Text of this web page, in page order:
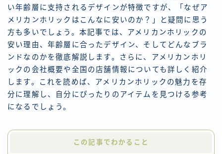
い年齢層に支持されるデザインが特徴ですが、「なぜア
メリカンホリックはこんなに安いのか？」と疑問に思う
方も多いでしょう。本記事では、アメリカンホリックの
安い理由、年齢層に合ったデザイン、そしてどんなブラ
ンドなのかを徹底解説します。さらに、アメリカンホリ
ックの会社概要や全国の店舗情報についても詳しく紹介
します。これを読めば、アメリカンホリックの魅力を存
分に理解し、自分にぴったりのアイテムを見つける参考
になるでしょう。
この記事でわかること